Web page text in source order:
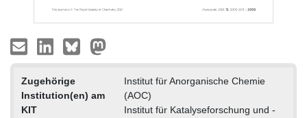
Zugehörige
Institution(en) am
KIT
Institut für Anorganische Chemie
(AOC)
Institut für Katalyseforschung und -